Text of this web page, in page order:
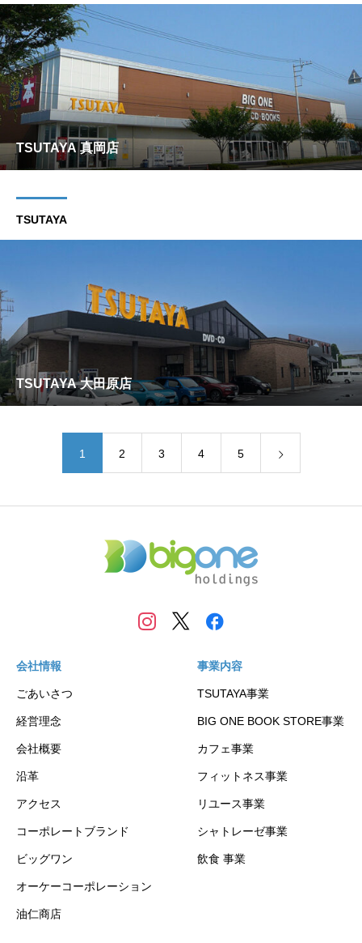
TSUTAYA 真岡店
TSUTAYA
TSUTAYA 大田原店
1 2 3 4 5
会社情報
ごあいさつ
経営理念
会社概要
沿革
アクセス
コーポレートブランド
ビッグワン
オーケーコーポレーション
油仁商店
事業内容
TSUTAYA事業
BIG ONE BOOK STORE事業
カフェ事業
フィットネス事業
リユース事業
シャトレーゼ事業
飲食 事業